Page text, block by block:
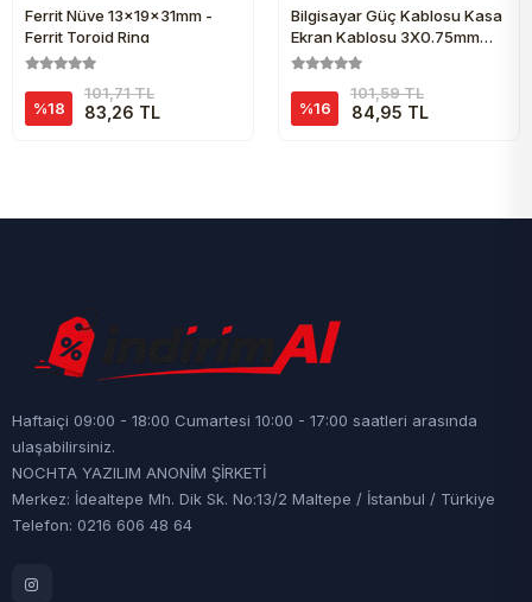
Ferrit Nüve 13x19x31mm -
Ferrit Toroid Ring
%18
101,71 TL
83,26 TL
Bilgisayar Güç Kablosu Kasa
Ekran Kablosu 3X0.75mm
1.5m
%16
101,59 TL
84,95 TL
Haftaiçi 09:00 - 18:00 Cumartesi 10:00 - 17:00 saatleri arasında
ulaşabilirsiniz.
NOCHTA YAZILIM ANONİM ŞİRKETİ
Merkez: İdealtepe Mh. Dik Sk. No:13/2 Maltepe / İstanbul / Türkiye
Telefon: 0216 606 48 64